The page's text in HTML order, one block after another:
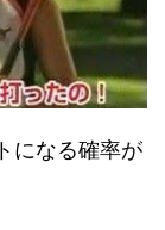
になる確率が